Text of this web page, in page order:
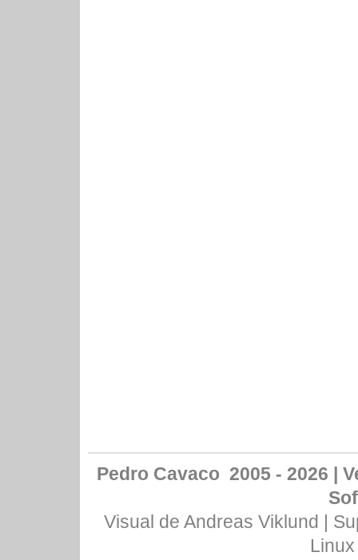
Pedro Cavaco 2005 - 2026 |
Visual de Andreas Viklund |
Linux